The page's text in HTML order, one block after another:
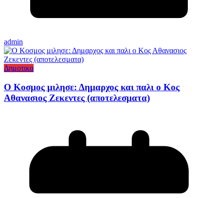
admin
Δημοτικα
Ο Κοσμος μιλησε: Δημαρχος και παλι ο Κος
Αθανασιος Ζεκεντες (αποτελεσματα)